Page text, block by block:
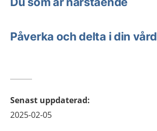
Påverka och delta i din vård
Senast uppdaterad:
2025-02-05